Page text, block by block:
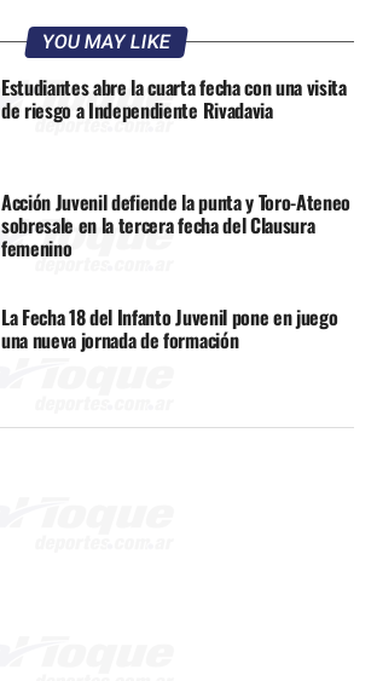
YOU MAY LIKE
Estudiantes abre la cuarta fecha con una visita
de riesgo a Independiente Rivadavia
Acción Juvenil defiende la punta y Toro-Ateneo
sobresale en la tercera fecha del Clausura
femenino
La Fecha 18 del Infanto Juvenil pone en juego
una nueva jornada de formación